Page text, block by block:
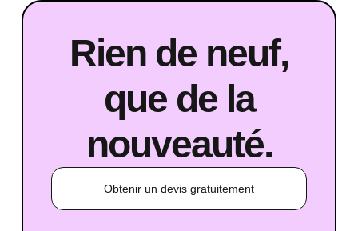
Rien de neuf,
que de la
nouveauté.
Obtenir un devis gratuitement